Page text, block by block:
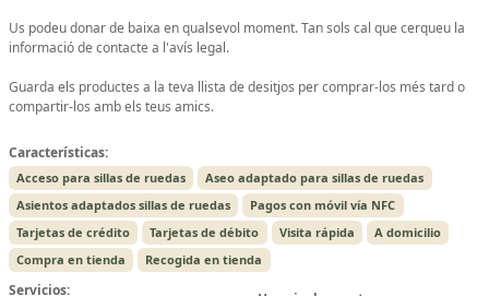
Us podeu donar de baixa en qualsevol moment. Tan sols cal que cerqueu la
informació de contacte a l'avís legal.
Guarda els productes a la teva llista de desitjos per comprar-los més tard o
compartir-los amb els teus amics.
Características:
Acceso para sillas de ruedas
Aseo adaptado para sillas de ruedas
Asientos adaptados sillas de ruedas
Pagos con móvil vía NFC
Tarjetas de crédito
Tarjetas de débito Visita rápida
A domicilio
Compra en tienda
Recogida en tienda
Servicios: